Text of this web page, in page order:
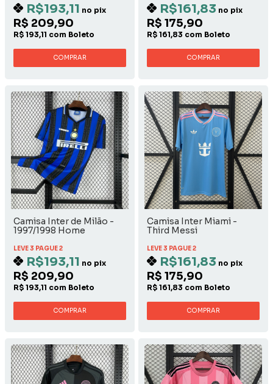
R$193,11 no pix
R$ 209,90
R$ 193,11 com Boleto
COMPRAR
R$161,83 no pix
R$ 175,90
R$ 161,83 com Boleto
COMPRAR
Camisa Inter de Milão -
1997/1998 Home
LEVE 3 PAGUE 2
R$193,11 no pix
R$ 209,90
R$ 193,11 com Boleto
COMPRAR
Camisa Inter Miami -
Third Messi
LEVE 3 PAGUE 2
R$161,83 no pix
R$ 175,90
R$ 161,83 com Boleto
COMPRAR